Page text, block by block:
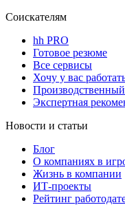
Соискателям
hh PRO
Готовое резюме
Все сервисы
Хочу у вас
Экспертная
Новости и статьи
Блог
О компаниях в
Жизнь в компании
ИТ-проекты
Рейтинг